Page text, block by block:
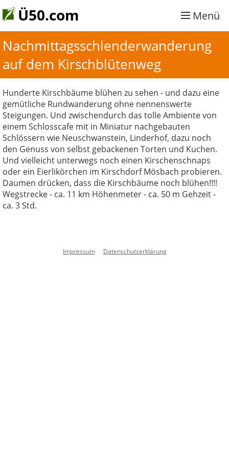
Ü50.com Menü
Nachmittagsschlenderwanderung
auf dem Kirschblütenweg
Hunderte Kirschbäume blühen zu sehen - und dazu eine
gemütliche Rundwanderung ohne nennenswerte
Steigungen. Und zwischendurch das tolle Ambiente von
einem Schlosscafe mit in Miniatur nachgebauten
Schlössern wie Neuschwanstein, Linderhof, dazu noch
den Genuss von selbst gebackenen Torten und Kuchen.
Und vielleicht unterwegs noch einen Kirschenschnaps
oder ein Eierlikörchen im Kirschdorf Mösbach probieren.
Daumen drücken, dass die Kirschbäume noch blühen!!!!
Wegstrecke - ca. 11 km Höhenmeter - ca. 50 m Gehzeit -
ca. 3 Std.
Impressum Datenschutzerklärung